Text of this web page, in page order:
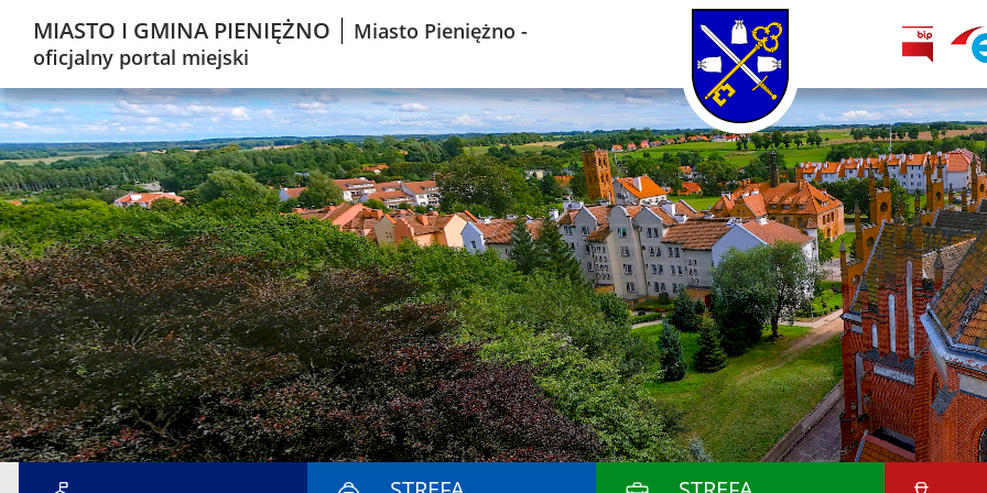
MIASTO I GMINA PIENIĘŻNO
Miasto Pieniężno -
oficjalny portal miejski